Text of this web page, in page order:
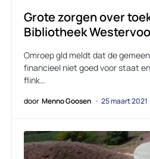
Grote zorgen over
Bibliotheek
Omroep gld meldt dat de
financieel niet goed voor staat
flink…
door Menno Goosen 25 maart 2021